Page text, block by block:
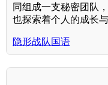
同组成一支秘密团队
也探索着个人的成长与
隐形战队国语